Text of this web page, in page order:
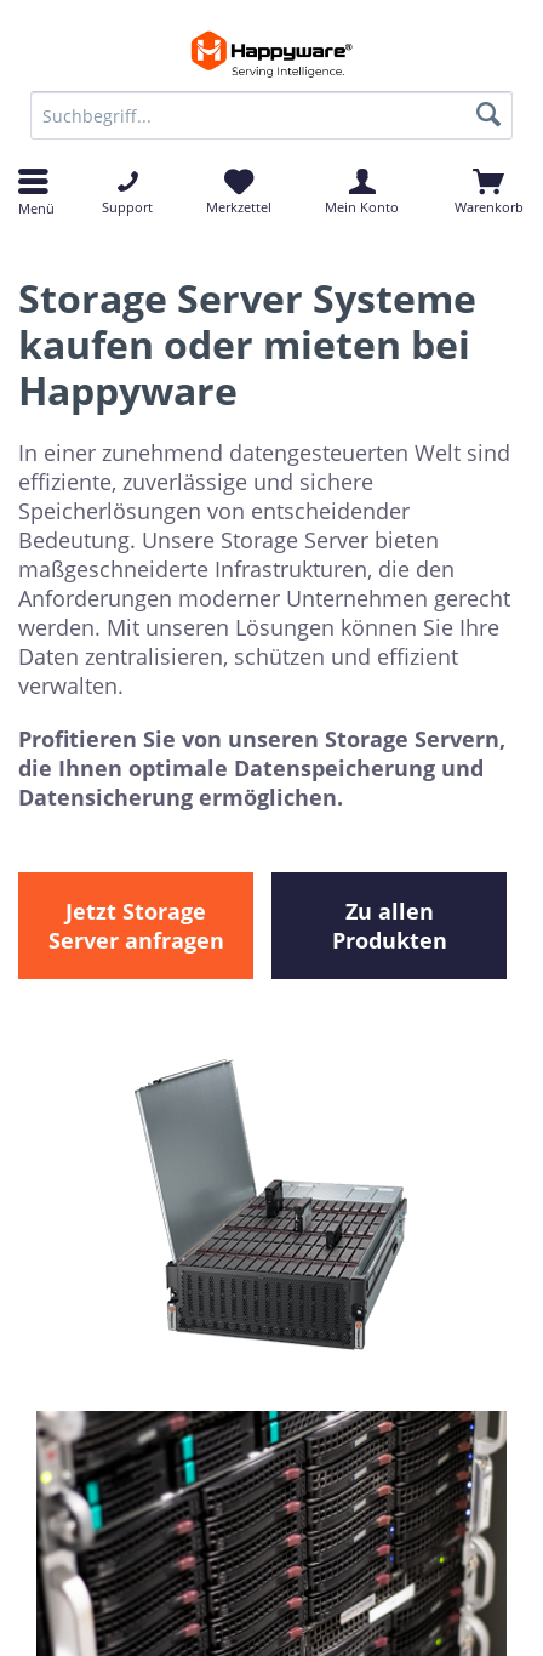
Menü Support Merkzettel Mein Konto Warenkorb
Storage Server Systeme
kaufen oder mieten bei
Happyware
In einer zunehmend datengesteuerten Welt sind
effiziente, zuverlässige und sichere
Speicherlösungen von entscheidender
Bedeutung. Unsere Storage Server bieten
maßgeschneiderte Infrastrukturen, die den
Anforderungen moderner Unternehmen gerecht
werden. Mit unseren Lösungen können Sie Ihre
Daten zentralisieren, schützen und effizient
verwalten.
Profitieren Sie von unseren Storage Servern,
die Ihnen optimale Datenspeicherung und
Datensicherung ermöglichen.
Jetzt Storage
Server anfragen
Zu allen
Produkten